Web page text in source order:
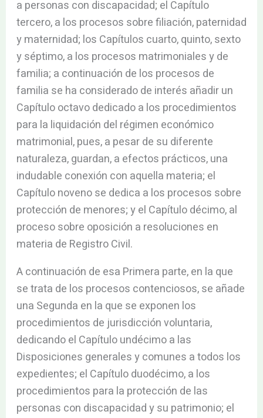
a personas con discapacidad; el Capítulo
tercero, a los procesos sobre filiación, paternidad
y maternidad; los Capítulos cuarto, quinto, sexto
y séptimo, a los procesos matrimoniales y de
familia; a continuación de los procesos de
familia se ha considerado de interés añadir un
Capítulo octavo dedicado a los procedimientos
para la liquidación del régimen económico
matrimonial, pues, a pesar de su diferente
naturaleza, guardan, a efectos prácticos, una
indudable conexión con aquella materia; el
Capítulo noveno se dedica a los procesos sobre
protección de menores; y el Capítulo décimo, al
proceso sobre oposición a resoluciones en
materia de Registro Civil.
A continuación de esa Primera parte, en la que
se trata de los procesos contenciosos, se añade
una Segunda en la que se exponen los
procedimientos de jurisdicción voluntaria,
dedicando el Capítulo undécimo a las
Disposiciones generales y comunes a todos los
expedientes; el Capítulo duodécimo, a los
procedimientos para la protección de las
personas con discapacidad y su patrimonio; el